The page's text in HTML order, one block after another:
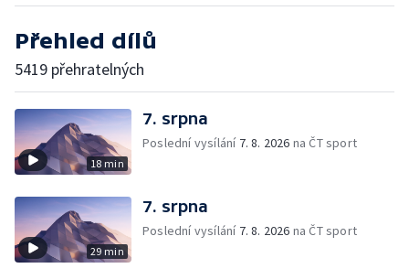
Přehled dílů
5419 přehratelných
18 min
7. srpna
Poslední vysílání 7. 8. 2026 na ČT sport
29 min
7. srpna
Poslední vysílání 7. 8. 2026 na ČT sport